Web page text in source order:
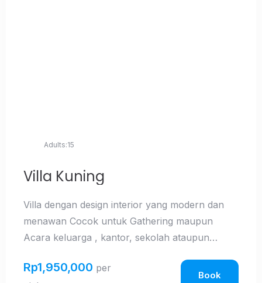
Villa Kuning
Villa dengan design interior yang modern dan
menawan Cocok untuk Gathering maupun
Acara keluarga , kantor, sekolah ataupun
biasa.Dilengkapi dengan Gazebo , taman yang
Adults:15
Rp1,950,000 per
Book
Check-in